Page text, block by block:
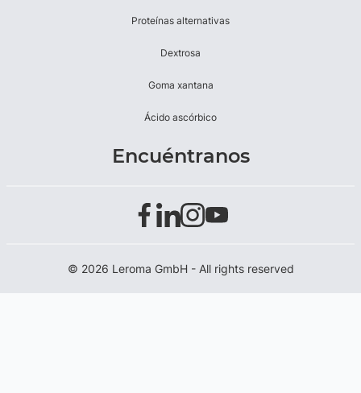
Proteínas alternativas
Dextrosa
Goma xantana
Ácido ascórbico
Encuéntranos
© 2026 Leroma GmbH - All rights reserved